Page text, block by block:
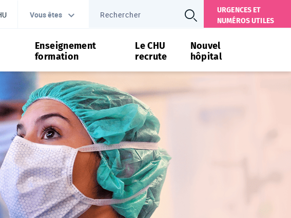
Vous êtes
URGENCES ET
NUMÉROS UTILES
Enseignement
formation
Le CHU
recrute
Nouvel
hôpital